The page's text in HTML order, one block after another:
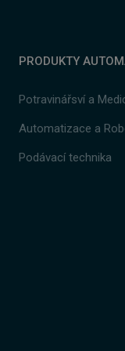
PRODUKTY
Potravinářsví a
Automatizace a
Podávací technika